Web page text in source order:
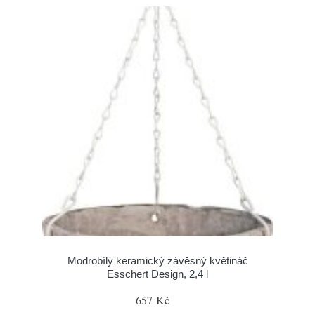
Modrobílý keramický závěsný květináč
Esschert Design, 2,4 l
657 Kč